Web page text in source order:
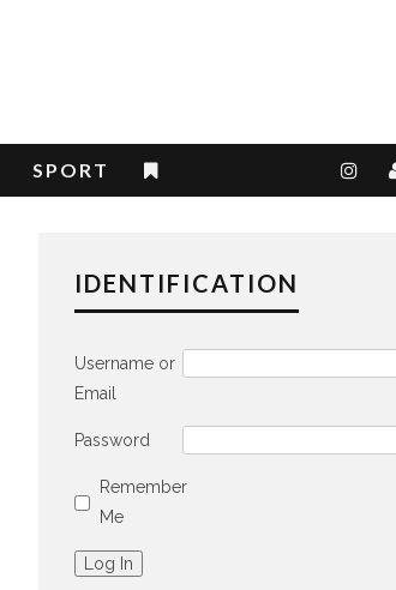
SPORT
IDENTIFICATION
Username or
Email
Password
Remember
Me